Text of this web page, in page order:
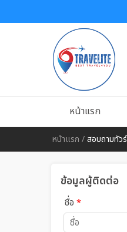
หน้าแรก
หน้าแรก /สอบถามทัวร์
ข้อมูลผู้ติดต่อ
ชื่อ *